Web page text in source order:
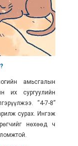
амьсгалын
их сургуулийн
“4-7-8”
сурах. Ингэж
нөхөөд ч